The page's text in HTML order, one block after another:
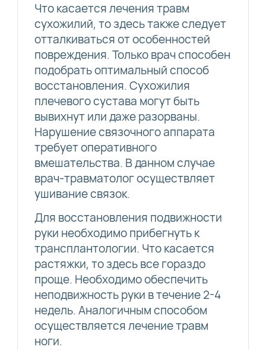
Что касается лечения травм
сухожилий, то здесь также следует
отталкиваться от особенностей
повреждения. Только врач способен
подобрать оптимальный способ
восстановления. Сухожилия
плечевого сустава могут быть
вывихнут или даже разорваны.
Нарушение связочного аппарата
требует оперативного
вмешательства. В данном случае
врач-травматолог осуществляет
ушивание связок.
Для восстановления подвижности
руки необходимо прибегнуть к
трансплантологии. Что касается
растяжки, то здесь все гораздо
проще. Необходимо обеспечить
неподвижность руки в течение 2-4
недель. Аналогичным способом
осуществляется лечение травм
ноги.